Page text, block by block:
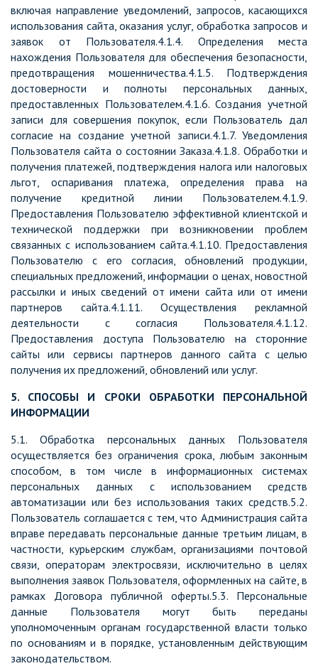
включая направление уведомлений, запросов, касающихся
использования сайта, оказания услуг, обработка запросов и
заявок от Пользователя.4.1.4. Определения места
нахождения Пользователя для обеспечения безопасности,
предотвращения мошенничества.4.1.5. Подтверждения
достоверности и полноты персональных данных,
предоставленных Пользователем.4.1.6. Создания учетной
записи для совершения покупок, если Пользователь дал
согласие на создание учетной записи.4.1.7. Уведомления
Пользователя сайта о состоянии Заказа.4.1.8. Обработки и
получения платежей, подтверждения налога или налоговых
льгот, оспаривания платежа, определения права на
получение кредитной линии Пользователем.4.1.9.
Предоставления Пользователю эффективной клиентской и
технической поддержки при возникновении проблем
связанных с использованием сайта.4.1.10. Предоставления
Пользователю с его согласия, обновлений продукции,
специальных предложений, информации о ценах, новостной
рассылки и иных сведений от имени сайта или от имени
партнеров сайта.4.1.11. Осуществления рекламной
деятельности с согласия Пользователя.4.1.12.
Предоставления доступа Пользователю на сторонние
сайты или сервисы партнеров данного сайта с целью
получения их предложений, обновлений или услуг.
5. СПОСОБЫ И СРОКИ ОБРАБОТКИ ПЕРСОНАЛЬНОЙ
ИНФОРМАЦИИ
5.1. Обработка персональных данных Пользователя
осуществляется без ограничения срока, любым законным
способом, в том числе в информационных системах
персональных данных с использованием средств
автоматизации или без использования таких средств.5.2.
Пользователь соглашается с тем, что Администрация сайта
вправе передавать персональные данные третьим лицам, в
частности, курьерским службам, организациями почтовой
связи, операторам электросвязи, исключительно в целях
выполнения заявок Пользователя, оформленных на сайте, в
рамках Договора публичной оферты.5.3. Персональные
данные Пользователя могут быть переданы
уполномоченным органам государственной власти только
по основаниям и в порядке, установленным действующим
законодательством.